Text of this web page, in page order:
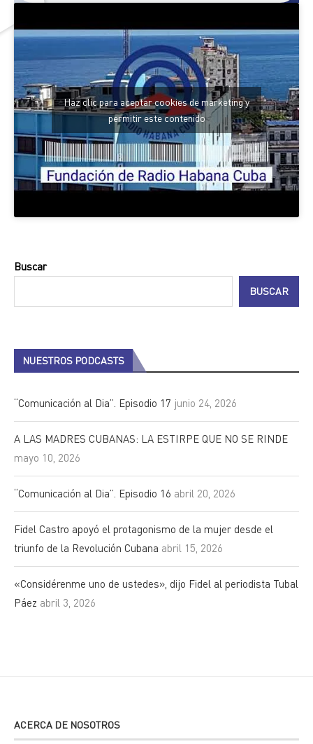
Buscar
BUSCAR
NUESTROS PODCASTS
“Comunicación al Dia”. Episodio 17 junio 24, 2026
A LAS MADRES CUBANAS: LA ESTIRPE QUE NO SE RINDE
mayo 10, 2026
“Comunicación al Dia”. Episodio 16 abril 20, 2026
Fidel Castro apoyó el protagonismo de la mujer desde el
triunfo de la Revolución Cubana abril 15, 2026
«Considérenme uno de ustedes», dijo Fidel al periodista Tubal
Páez abril 3, 2026
Haz clic para aceptar cookies de marketing y
permitir este contenido
ACERCA DE NOSOTROS